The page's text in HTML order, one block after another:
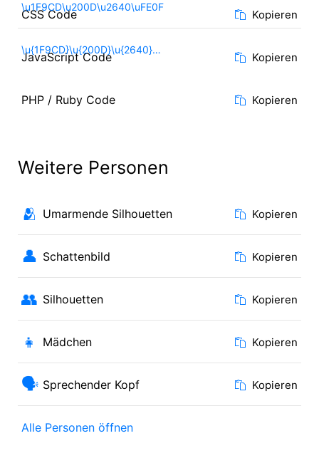
CSS Code Kopieren
\u1F9CD\u200D\u2640\uFE0F
JavaScript Code Kopieren
\u{1F9CD}\u{200D}\u{2640}\u{FE0F}
PHP / Ruby Code Kopieren
Weitere Personen
🫂 Umarmende Silhouetten Kopieren
👤 Schattenbild Kopieren
👥 Silhouetten Kopieren
👧 Mädchen Kopieren
🗣 Sprechender Kopf Kopieren
Alle Personen öffnen